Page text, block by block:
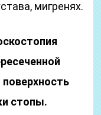
мигренях.
стопы.